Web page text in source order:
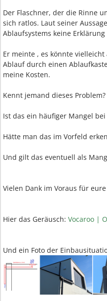
Der Flaschner, der die Rinne
sich ratlos. Laut seiner
Ablaufsystems keine
Er meinte , es könnte
Ablauf durch einen
meine Kosten.
Kennt jemand dieses Problem?
Ist das ein häufiger Mangel
Hätte man das im Vorfeld
Und gilt das eventuell als
Vielen Dank im Voraus für
Hier das Geräusch: Vocaroo |
Und ein Foto der